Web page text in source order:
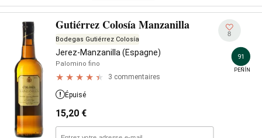
Gutiérrez Colosía Manzanilla
Bodegas Gutiérrez Colosía
Jerez-Manzanilla (Espagne)
Palomino fino
3 commentaires
8
91
PEÑÍN
Épuisé
15,20 €